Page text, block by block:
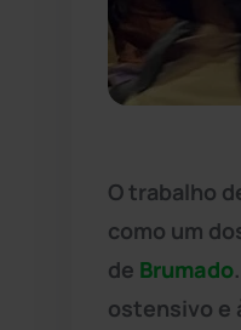
O trabalho
como um
de Brumado
ostensivo e